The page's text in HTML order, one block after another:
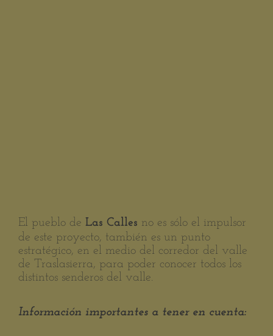
El pueblo de Las Calles no es sólo el impulsor
de este proyecto, también es un punto
estratégico, en el medio del corredor del valle
de Traslasierra, para poder conocer todos los
distintos senderos del valle.
Información importantes a tener en cuenta: